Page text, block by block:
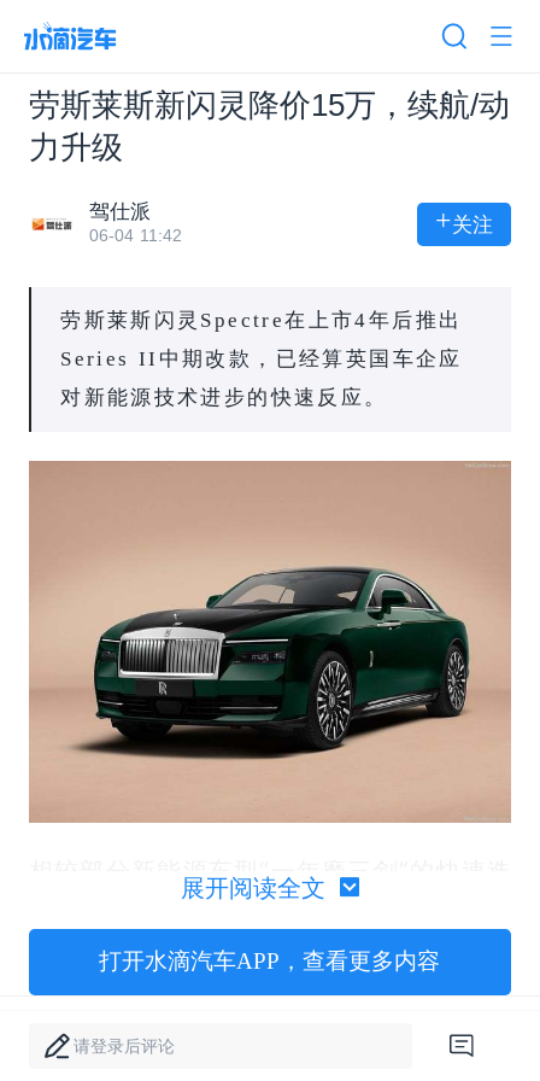
劳斯莱斯新闪灵降价15万，续航/动
力升级
驾仕派
06-04 11:42 +关注
劳斯莱斯闪灵Spectre在上市4年后推出
Series II中期改款，已经算英国车企应
对新能源技术进步的快速反应。
相较部分新能源车型“一年磨三剑”的快速迭
代，燃油车一般保持着6-8年更新周期，像劳
斯莱斯这样的超豪华品牌，更是把整车换代时
间翻倍：2003年上市的第七代幻影，在2017
年才等来接班人，而初代古斯特于2010年首
发，时隔10年正式交棒。
展开阅读全文
打开水滴汽车APP，查看更多内容
请登录后评论